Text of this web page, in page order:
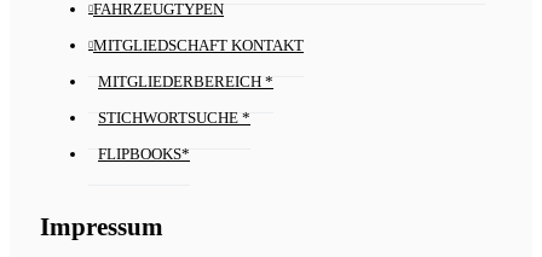
FAHRZEUGTYPEN
MITGLIEDSCHAFT KONTAKT
MITGLIEDERBEREICH *
STICHWORTSUCHE *
FLIPBOOKS*
Impressum